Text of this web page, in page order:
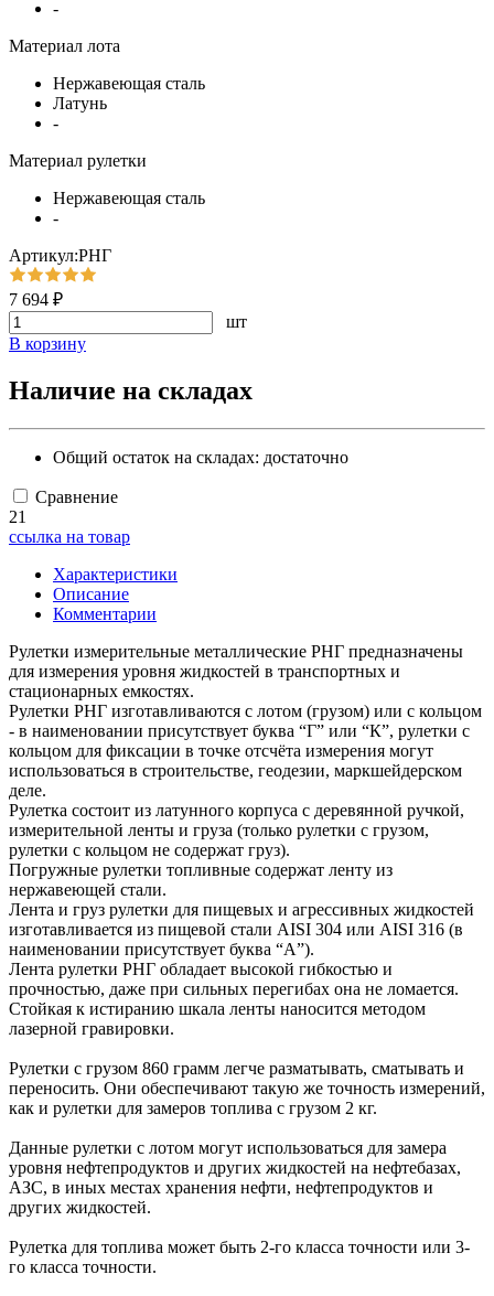
-
Материал лота
Нержавеющая сталь
Латунь
-
Материал рулетки
Нержавеющая сталь
-
Артикул:РНГ
7 694 ₽
шт
В корзину
Наличие на складах
Общий остаток на складах: достаточно
Сравнение
21
ссылка на товар
Характеристики
Описание
Комментарии
Рулетки измерительные металлические РНГ предназначены
для измерения уровня жидкостей в транспортных и
стационарных емкостях.
Рулетки РНГ изготавливаются с лотом (грузом) или с кольцом
- в наименовании присутствует буква “Г” или “К”, рулетки с
кольцом для фиксации в точке отсчёта измерения могут
использоваться в строительстве, геодезии, маркшейдерском
деле.
Рулетка состоит из латунного корпуса с деревянной ручкой,
измерительной ленты и груза (только рулетки с грузом,
рулетки с кольцом не содержат груз).
Погружные рулетки топливные содержат ленту из
нержавеющей стали.
Лента и груз рулетки для пищевых и агрессивных жидкостей
изготавливается из пищевой стали AISI 304 или AISI 316 (в
наименовании присутствует буква “А”).
Лента рулетки РНГ обладает высокой гибкостью и
прочностью, даже при сильных перегибах она не ломается.
Стойкая к истиранию шкала ленты наносится методом
лазерной гравировки.
Рулетки с грузом 860 грамм легче разматывать, сматывать и
переносить. Они обеспечивают такую же точность измерений,
как и рулетки для замеров топлива с грузом 2 кг.
Данные рулетки с лотом могут использоваться для замера
уровня нефтепродуктов и других жидкостей на нефтебазах,
АЗС, в иных местах хранения нефти, нефтепродуктов и
других жидкостей.
Рулетка для топлива может быть 2-го класса точности или 3-
го класса точности.